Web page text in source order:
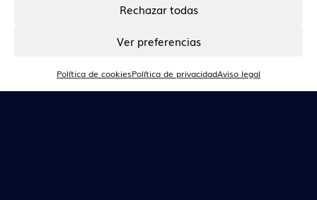
Rechazar todas
Ver preferencias
Política de cookiesPolítica de privacidadAviso legal